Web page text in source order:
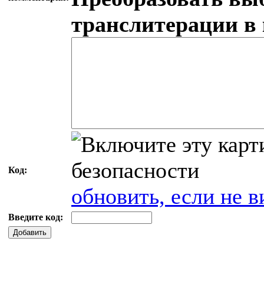
транслитерации
Код:
обновить, если не
Введите код:
Добавить